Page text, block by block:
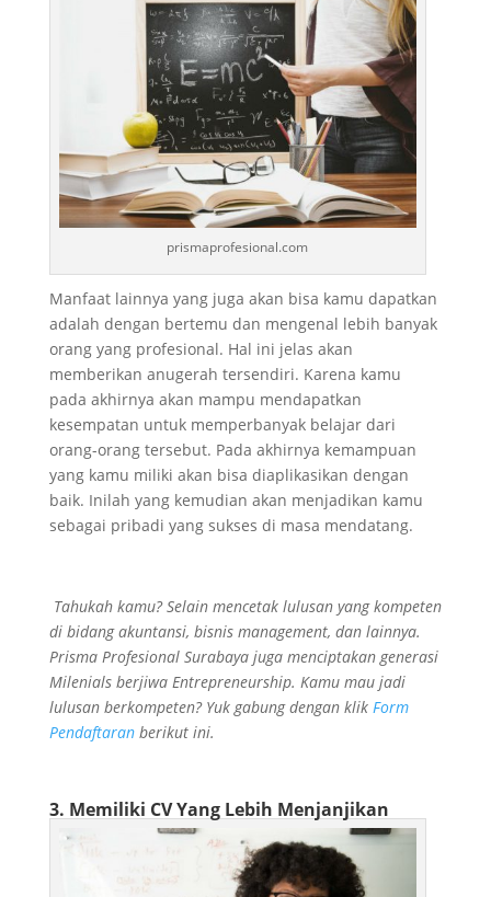
prismaprofesional.com
Manfaat lainnya yang juga akan bisa kamu dapatkan
adalah dengan bertemu dan mengenal lebih banyak
orang yang profesional. Hal ini jelas akan
memberikan anugerah tersendiri. Karena kamu
pada akhirnya akan mampu mendapatkan
kesempatan untuk memperbanyak belajar dari
orang-orang tersebut. Pada akhirnya kemampuan
yang kamu miliki akan bisa diaplikasikan dengan
baik. Inilah yang kemudian akan menjadikan kamu
sebagai pribadi yang sukses di masa mendatang.
Tahukah kamu? Selain mencetak lulusan yang kompeten
di bidang akuntansi, bisnis management, dan lainnya.
Prisma Profesional Surabaya juga menciptakan generasi
Milenials berjiwa Entrepreneurship. Kamu mau jadi
lulusan berkompeten? Yuk gabung dengan klik Form
Pendaftaranberikut ini.
3. Memiliki CV Yang Lebih Menjanjikan